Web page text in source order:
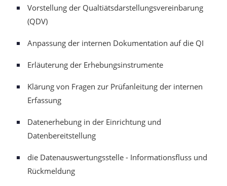
Vorstellung der Qualtiätsdarstellungsvereinbarung
(QDV)
Anpassung der internen Dokumentation auf die QI
Erläuterung der Erhebungsinstrumente
Klärung von Fragen zur Prüfanleitung der internen
Erfassung
Datenerhebung in der Einrichtung und
Datenbereitstellung
die Datenauswertungsstelle - Informationsfluss und
Rückmeldung